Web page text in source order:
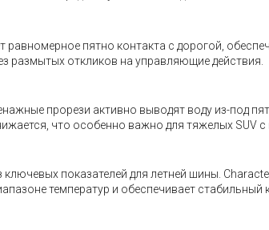
пятно контакта с дорогой,
размытых откликов на управляющие действия.
прорези активно выводят воду из-под
что особенно важно для тяжелых SUV
показателей для летней шины.
температур и обеспечивает